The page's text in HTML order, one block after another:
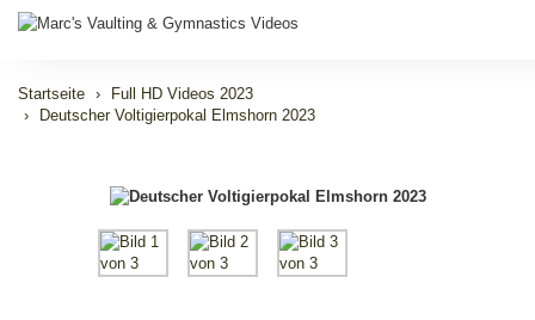
Startseite
Full HD Videos 2023
Deutscher Voltigierpokal Elmshorn 2023